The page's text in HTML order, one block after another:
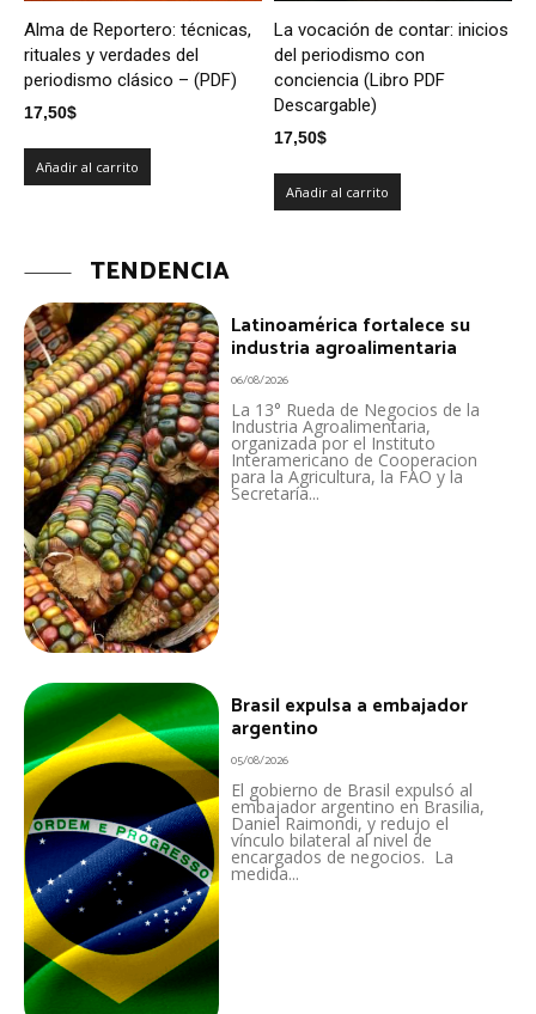
Alma de Reportero: técnicas,
rituales y verdades del
periodismo clásico – (PDF)
17,50$
Añadir al carrito
La vocación de contar: inicios
del periodismo con
conciencia (Libro PDF
Descargable)
17,50$
Añadir al carrito
TENDENCIA
Latinoamérica fortalece su
industria agroalimentaria
06/08/2026
La 13° Rueda de Negocios de la
Industria Agroalimentaria,
organizada por el Instituto
Interamericano de Cooperacion
para la Agricultura, la FAO y la
Secretaría...
Brasil expulsa a embajador
argentino
05/08/2026
El gobierno de Brasil expulsó al
embajador argentino en Brasilia,
Daniel Raimondi, y redujo el
vínculo bilateral al nivel de
encargados de negocios. La
medida...